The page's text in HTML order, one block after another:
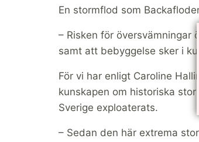
En stormflod som
– Risken för
samt att bebyggelse sker i
För vi har enligt Caroline
kunskapen om historiska
Sverige exploaterats.
– Sedan den här extrema